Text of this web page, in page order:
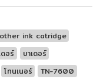
ink catridge
อร์
บาเดอร์
โทนเนอร์ ​TN-7600